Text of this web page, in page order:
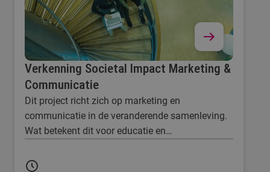
Verkenning Societal Impact Marketing &
Communicatie
Dit project richt zich op marketing en
communicatie in de veranderende samenleving.
Wat betekent dit voor educatie en